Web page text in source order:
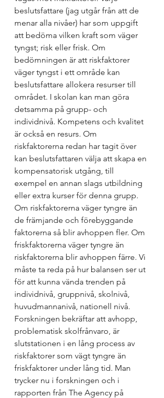
beslutsfattare (jag utgår från att de
menar alla nivåer) har som uppgift
att bedöma vilken kraft som väger
tyngst; risk eller frisk. Om
bedömningen är att riskfaktorer
väger tyngst i ett område kan
beslutsfattare allokera resurser till
området. I skolan kan man göra
detsamma på grupp- och
individnivå. Kompetens och kvalitet
är också en resurs. Om
riskfaktorerna redan har tagit över
kan beslutsfattaren välja att skapa en
kompensatorisk utgång, till
exempel en annan slags utbildning
eller extra kurser för denna grupp.
Om riskfaktorerna väger tyngre än
de främjande och förebyggande
faktorerna så blir avhoppen fler. Om
friskfaktorerna väger tyngre än
riskfaktorerna blir avhoppen färre. Vi
måste ta reda på hur balansen ser ut
för att kunna vända trenden på
individnivå, gruppnivå, skolnivå,
huvudmannanivå, nationell nivå.
Forskningen bekräftar att avhopp,
problematisk skolfrånvaro, är
slutstationen i en lång process av
riskfaktorer som vägt tyngre än
friskfaktorer under lång tid. Man
trycker nu i forskningen och i
rapporten från The Agency på